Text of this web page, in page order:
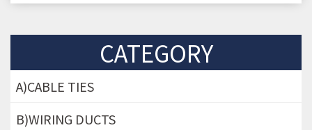
CATEGORY
A)CABLE TIES
B)WIRING DUCTS